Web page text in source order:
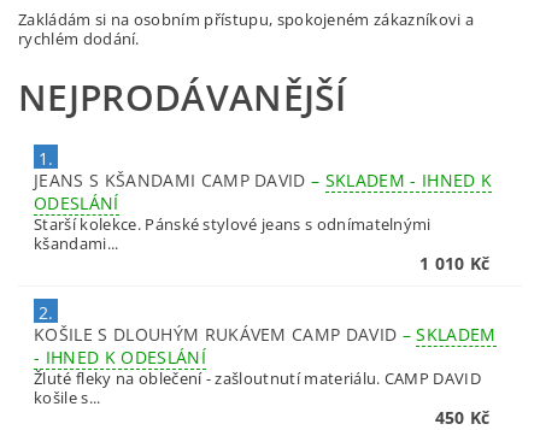
Zakládám si na osobním přístupu, spokojeném zákazníkovi a
rychlém dodání.
NEJPRODÁVANĚJŠÍ
1.
JEANS S KŠANDAMI CAMP DAVID– SKLADEM - IHNED K
ODESLÁNÍ
Starší kolekce. Pánské stylové jeans s odnímatelnými
kšandami...
1 010 Kč
2.
KOŠILE S DLOUHÝM RUKÁVEM CAMP DAVID –SKLADEM
- IHNED K ODESLÁNÍ
Žluté fleky na oblečení - zašloutnutí materiálu. CAMP DAVID
košile s...
450 Kč